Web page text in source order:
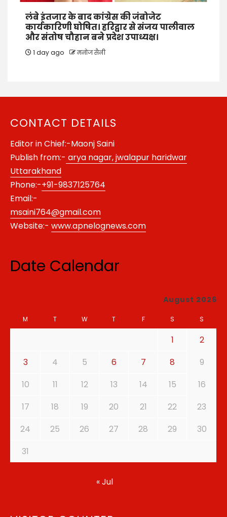
लंबे इंतजार के बाद कांग्रेस की जंबोजेट
कार्यकारिणी घोषित। हरिद्वार से संजय पालीवाल
और संतोष चौहान बने प्रदेश उपाध्यक्ष।
1 day ago मनोज सैनी
CONTACT DETAILS
Editor in Chief:-Maonj Saini
Publish from:- arya nagar, jwalapur haridwar
Uttarakhand
Phone:-+91-9837125764
Email:-
msaini764@gmail.com
Website:- www.apnelognews.com
Date Calendar
August 2026
M T W T F S S
1
2
3
4 5 6 7 8
9
10
11 12 13 14 15
16
17
18 19 20 21 22
23
24
25 26 27 28 29
30
31
« Jul